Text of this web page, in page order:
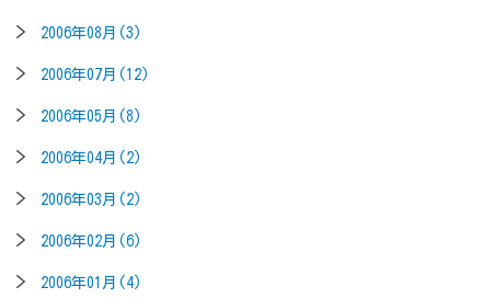
2006年08月(3)
2006年07月(12)
2006年05月(8)
2006年04月(2)
2006年03月(2)
2006年02月(6)
2006年01月(4)